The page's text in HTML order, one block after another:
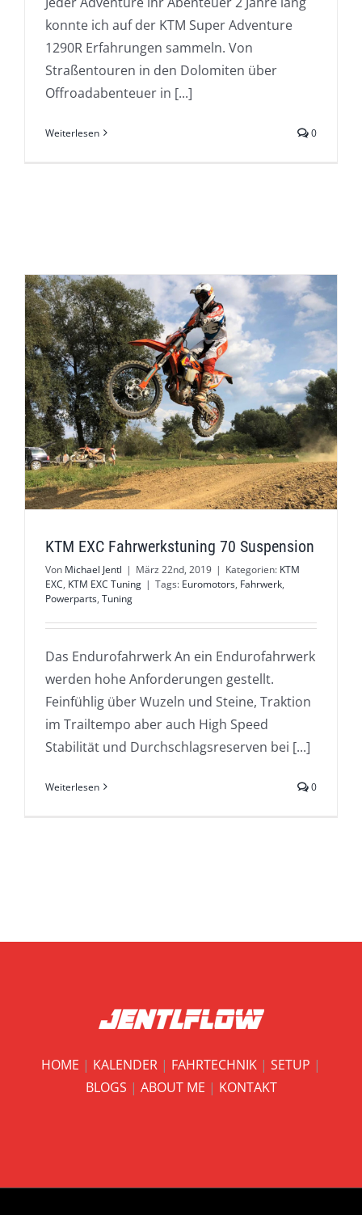
konnte ich auf der KTM Super Adventure
1290R Erfahrungen sammeln. Von
Straßentouren in den Dolomiten über
Offroadabenteuer in [...]
Weiterlesen 0
KTM EXC Fahrwerkstuning 70 Suspension
Von Michael Jentl | März 22nd, 2019 | Kategorien: KTM
EXC, KTM EXC Tuning | Tags: Euromotors, Fahrwerk,
Powerparts, Tuning
Das Endurofahrwerk An ein Endurofahrwerk
werden hohe Anforderungen gestellt.
Feinfühlig über Wuzeln und Steine, Traktion
im Trailtempo aber auch High Speed
Stabilität und Durchschlagsreserven bei [...]
Weiterlesen 0
HOME | KALENDER | FAHRTECHNIK | SETUP |
BLOGS | ABOUT ME | KONTAKT